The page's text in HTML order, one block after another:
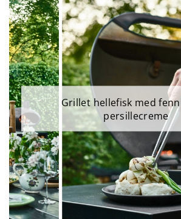
Grillet hellefisk med
persillecreme